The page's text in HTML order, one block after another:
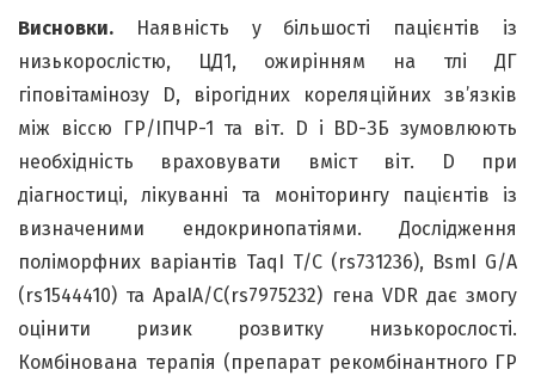
Висновки. Наявність у більшості пацієнтів із
низькорослістю, ЦД1, ожирінням на тлі ДГ
гіповітамінозу D, вірогідних кореляційних зв’язків
між віссю ГР/ІПЧР-1 та віт. D і ВD-ЗБ зумовлюють
необхідність враховувати вміст віт. D при
діагностиці, лікуванні та моніторингу пацієнтів із
визначеними ендокринопатіями. Дослідження
поліморфних варіантів TaqI T/C (rs731236), BsmI G/A
(rs1544410) та ApaIA/C(rs7975232) гена VDR дає змогу
оцінити ризик розвитку низькорослості.
Комбінована терапія (препарат рекомбінантного ГР